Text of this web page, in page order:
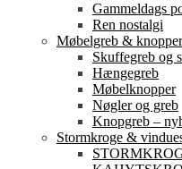
Gammeldags
Ren nostalgi
Møbelgreb &
Skuffegreb og
Hængegreb
Møbelknopper
Nøgler og greb
Knopgreb –
Stormkroge &